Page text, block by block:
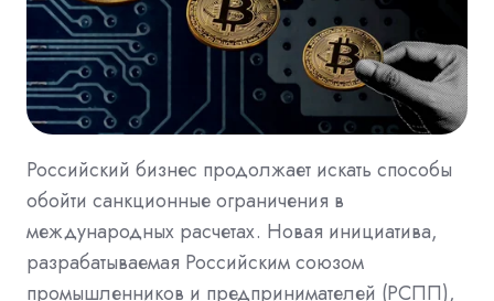
Российский бизнес продолжает искать способы
обойти санкционные ограничения в
международных расчетах. Новая инициатива,
разрабатываемая Российским союзом
промышленников и предпринимателей (РСПП),